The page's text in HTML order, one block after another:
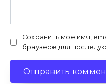
Сохранить моё имя,
браузере для